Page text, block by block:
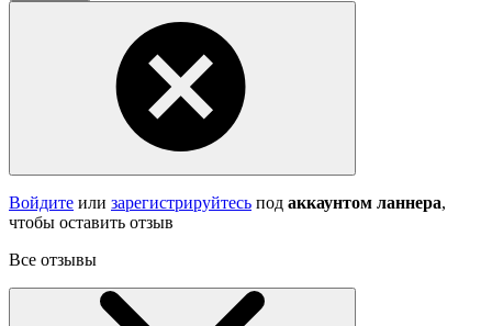
Войдите или зарегистрируйтесь под аккаунтом ланнера,
чтобы оставить отзыв
Все отзывы